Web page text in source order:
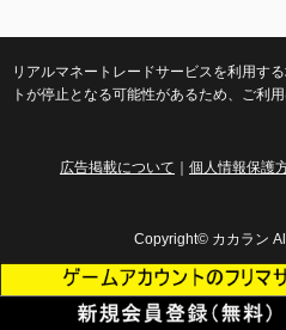
リアルマネートレードサービスを利用す
トが停止となる可能性があるため、ご利
広告掲載について 個人情報保護
Copyright© カカラン